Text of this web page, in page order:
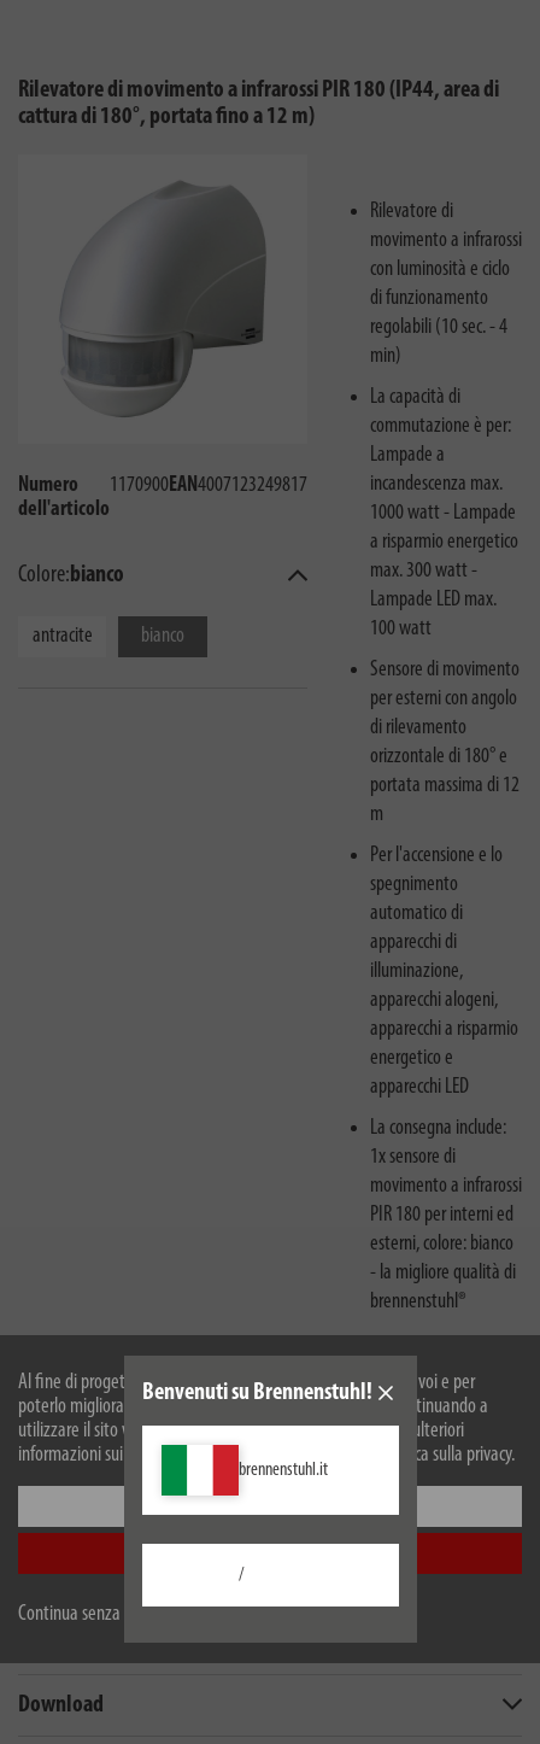
Al fine di progettare il nostro sito web in modo ottimale per voi e per
poterlo migliorare continuamente, utilizziamo i cookies. Continuando a
utilizzare il sito web, accetti il nostro utilizzo dei cookie. Per ulteriori
informazioni sui cookie, si prega di consultare la nostra politica sulla privacy.
Continua senza accettare
Benvenuti su Brennenstuhl!
brennenstuhl.it
/
Rilevatore di movimento a infrarossi PIR 180 (IP44, area di
cattura di 180°, portata fino a 12 m)
Numero
dell'articolo
1170900EAN4007123249817
Colore:bianco
antracite bianco
Rilevatore di
movimento a infrarossi
con luminosità e ciclo
di funzionamento
regolabili (10 sec. - 4
min)
La capacità di
commutazione è per:
Lampade a
incandescenza max.
1000 watt - Lampade
a risparmio energetico
max. 300 watt -
Lampade LED max.
100 watt
Sensore di movimento
per esterni con angolo
di rilevamento
orizzontale di 180° e
portata massima di 12
m
Per l'accensione e lo
spegnimento
automatico di
apparecchi di
illuminazione,
apparecchi alogeni,
apparecchi a risparmio
energetico e
apparecchi LED
La consegna include:
1x sensore di
movimento a infrarossi
PIR 180 per interni ed
esterni, colore: bianco
- la migliore qualità di
brennenstuhl®
Download